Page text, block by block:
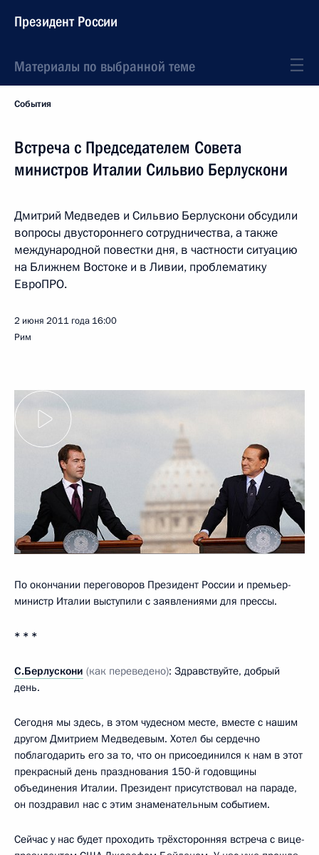
Президент России
Материалы по выбранной теме
События
Встреча с Председателем Совета
министров Италии Сильвио Берлускони
Дмитрий Медведев и Сильвио Берлускони обсудили
вопросы двустороннего сотрудничества, а также
международной повестки дня, в частности ситуацию
на Ближнем Востоке и в Ливии, проблематику
ЕвроПРО.
2 июня 2011 года 16:00
Рим
По окончании переговоров Президент России и премьер-
министр Италии выступили с заявлениями для прессы.
* * *
С.Берлускони (как переведено): Здравствуйте, добрый
день.
Сегодня мы здесь, в этом чудесном месте, вместе с нашим
другом Дмитрием Медведевым. Хотел бы сердечно
поблагодарить его за то, что он присоединился к нам в этот
прекрасный день празднования 150-й годовщины
объединения Италии. Президент присутствовал на параде,
он поздравил нас с этим знаменательным событием.
Сейчас у нас будет проходить трёхсторонняя встреча с вице-